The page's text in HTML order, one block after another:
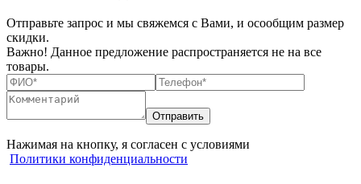
Отправьте запрос и мы свяжемся с Вами, и осообщим размер
скидки.
Важно! Данное предложение распространяется не на все
товары.
Нажимая на кнопку, я согласен с условиями
Политики конфиденциальности